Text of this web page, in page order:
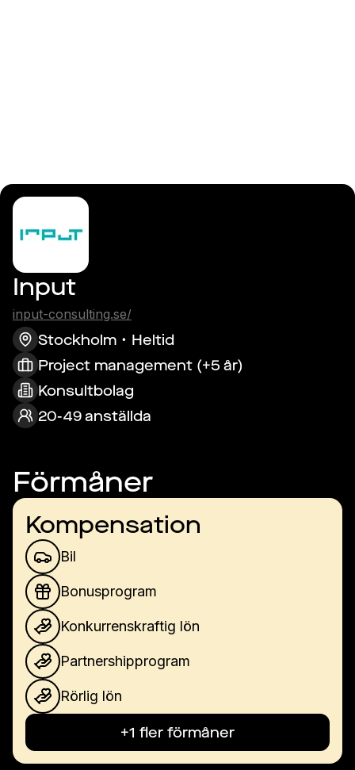
Input
input-consulting.se/
Stockholm
Heltid
Project management (+5 år)
Konsultbolag
20-49 anställda
Förmåner
Kompensation
Bil
Bonusprogram
Konkurrenskraftig lön
Partnershipprogram
Rörlig lön
+1 fler förmåner